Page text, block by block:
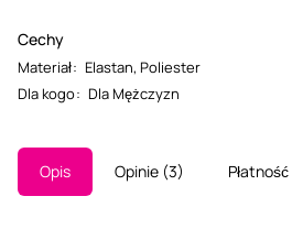
Cechy
Materiał: Elastan, Poliester
Dla kogo: Dla Mężczyzn
Opis Opinie 3 Płatność